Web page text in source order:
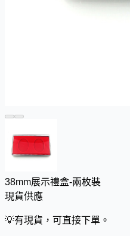
38mm展示禮盒-兩枚裝
現貨供應
💡有現貨，可直接下單。